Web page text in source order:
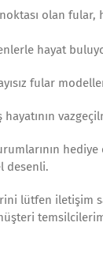
olan
hayat
fular
hediye
desenli.
lütfen iletişim